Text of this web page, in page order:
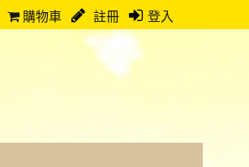
購物車 註冊 登入